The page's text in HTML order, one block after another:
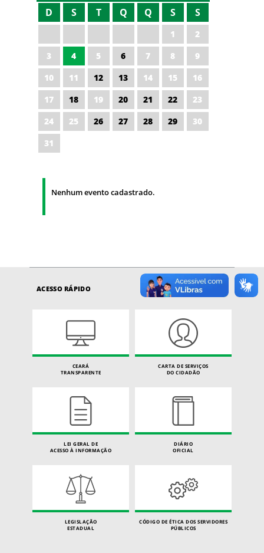
D S T Q Q S S
1
2
3
4 5 6 7 8
9
10
11 12 13 14 15
16
17
18 19 20 21 22
23
24
25 26 27 28 29
30
31
Nenhum evento cadastrado.
ACESSO RÁPIDO
CEARÁ
TRANSPARENTE
CARTA DE SERVIÇOS
DO CIDADÃO
LEI GERAL DE
ACESSO À INFORMAÇÃO
DIÁRIO
OFICIAL
LEGISLAÇÃO
ESTADUAL
CÓDIGO DE ÉTICA DOS SERVIDORES
PÚBLICOS